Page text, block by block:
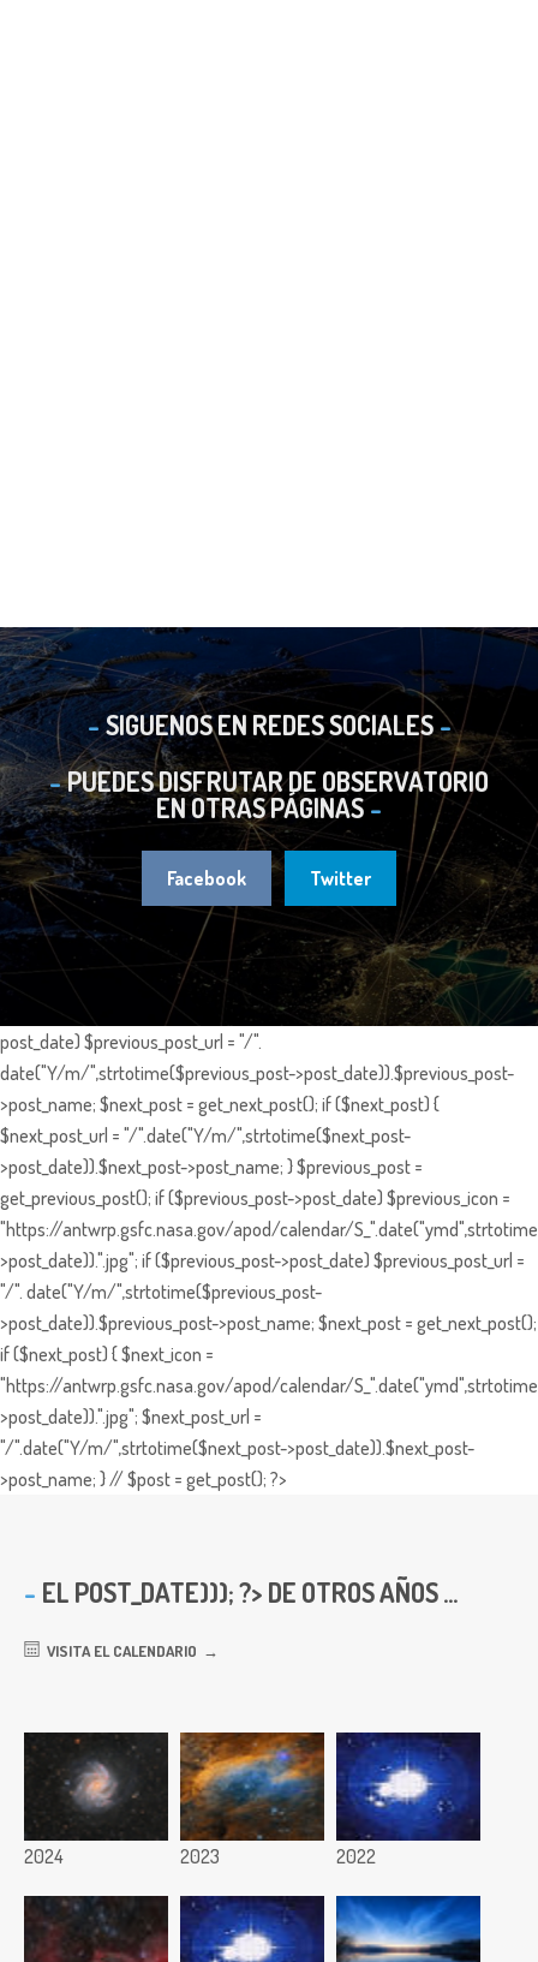
SIGUENOS EN REDES SOCIALES
PUEDES DISFRUTAR DE OBSERVATORIO
EN OTRAS PÁGINAS
Facebook Twitter
post_date) $previous_post_url = "/".
date("Y/m/",strtotime($previous_post->post_date)).$previous_post-
>post_name; $next_post = get_next_post(); if ($next_post) {
$next_post_url = "/".date("Y/m/",strtotime($next_post-
>post_date)).$next_post->post_name; } $previous_post =
get_previous_post(); if ($previous_post->post_date) $previous_icon =
"https://antwrp.gsfc.nasa.gov/apod/calendar/
>post_date)).".jpg"; if ($previous_post->post_date) $previous_post_url =
"/". date("Y/m/",strtotime($previous_post-
>post_date)).$previous_post->post_name; $next_post = get_next_post();
if ($next_post) { $next_icon =
"https://antwrp.gsfc.nasa.gov/apod/calendar/
>post_date)).".jpg"; $next_post_url =
"/".date("Y/m/",strtotime($next_post->post_date)).$next_post-
>post_name; } // $post = get_post(); ?>
EL POST_DATE))); ?> DE OTROS AÑOS ...
VISITA EL CALENDARIO
2024 2023 2022